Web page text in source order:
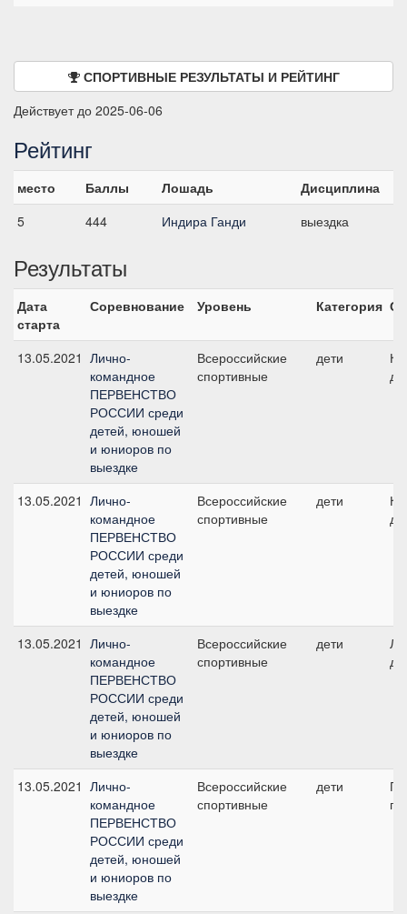
СПОРТИВНЫЕ РЕЗУЛЬТАТЫ И РЕЙТИНГ
Действует до 2025-06-06
Рейтинг
место Баллы Лошадь
Дисциплина
5
444 Индира Ганди выездка
Результаты
Дата
старта
Соревнование Уровень Категория
13.05.2021 Лично-
командное
ПЕРВЕНСТВО
РОССИИ среди
детей, юношей
и юниоров по
выездке
Всероссийские
спортивные
дети
13.05.2021 Лично-
командное
ПЕРВЕНСТВО
РОССИИ среди
детей, юношей
и юниоров по
выездке
Всероссийские
спортивные
дети
13.05.2021 Лично-
командное
ПЕРВЕНСТВО
РОССИИ среди
детей, юношей
и юниоров по
выездке
Всероссийские
спортивные
дети
13.05.2021 Лично-
командное
ПЕРВЕНСТВО
РОССИИ среди
детей, юношей
и юниоров по
выездке
Всероссийские
спортивные
дети